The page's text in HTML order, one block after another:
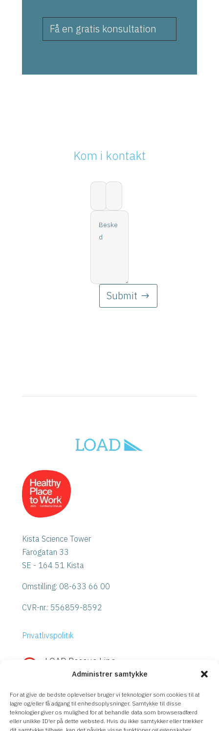
Administrer samtykke
For at give de bedste oplevelser bruger vi teknologier som cookies til at
lagre og/eller få adgang til enhedsoplysninger. Samtykke til disse
teknologier giver os mulighed for at behandle data som browseradfærd
eller unikke ID'er på dette websted. Hvis du ikke samtykker eller trækker
Få en gratis konsultation
Kom i kontakt
Submit
Kista Science Tower
Färögatan 33
SE - 164 51 Kista
Omstilling: 08-633 66 00
CVR-nr.: 556859-8592
Privatlivspolitik
 LOAD Rescue Line
Hurtig hjælp med IBM Power eller
RingLOAD Rescue Line– direkte kontakt
med vores eksperter, uanset supportaftale.